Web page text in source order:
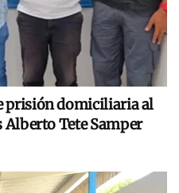
prisión domiciliaria al
Alberto Tete Samper